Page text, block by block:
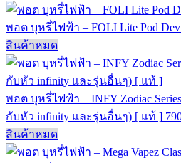
พอต บุหรี่ไฟฟ้า – FOLI Lite Pod
สินค้าหมด
พอต บุหรี่ไฟฟ้า – INFY Zodiac
กับหัว infinity และรุ่นอื่นๆ) [ แท้ ]
สินค้าหมด